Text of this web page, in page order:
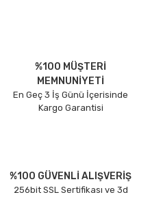
%100 MÜŞTERİ
MEMNUNİYETİ
En Geç 3 İş Günü İçerisinde
Kargo Garantisi
%100 GÜVENLİ ALIŞVERİŞ
256bit SSL Sertifikası ve 3d